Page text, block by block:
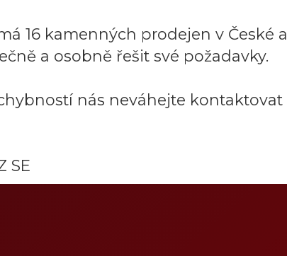
16 kamenných prodejen v České
a osobně řešit své požadavky.
nás neváhejte kontaktovat
SE